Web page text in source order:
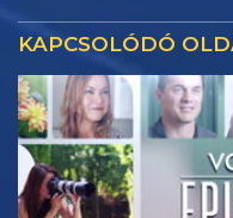
KAPCSOLÓDÓ